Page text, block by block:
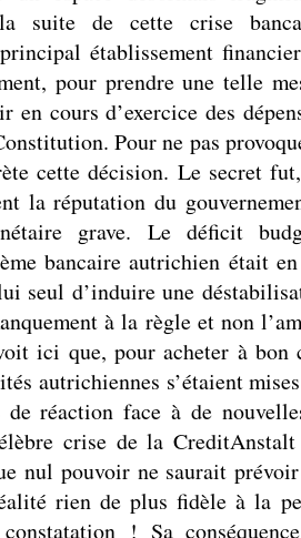
suite de cette crise
établissement
pour prendre une telle
en cours d’exercice des
Pour ne pas
cette décision. Le secret
la réputation du
grave. Le déficit
bancaire autrichien était
seul d’induire une
à la règle et non
ici que, pour acheter à bon
autrichiennes s’étaient
réaction face à de
crise de la CreditAnstalt
nul pouvoir ne saurait
rien de plus fidèle à la
! Sa